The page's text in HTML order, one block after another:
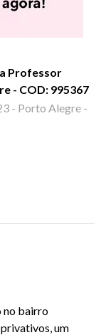
Professor
- COD: 995367
- Porto Alegre -
no bairro
um